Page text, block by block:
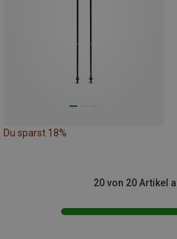
Du sparst 18%
20 von 20 Artikel